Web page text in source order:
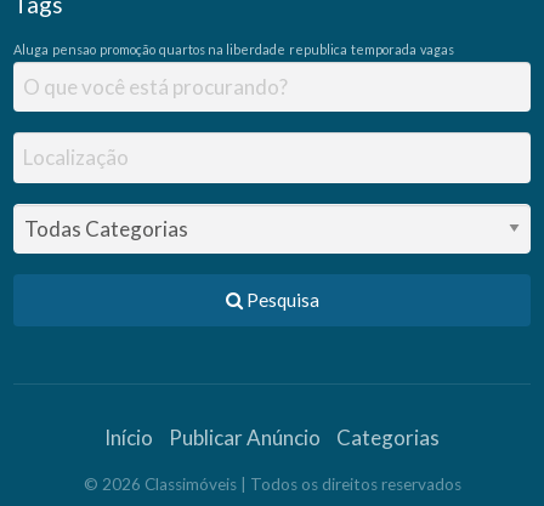
Aluga pensao promoção quartos na liberdade republica temporada vagas
Pesquisa
Início Publicar Anúncio Categorias
© 2026 Classimóveis| Todos os direitos reservados